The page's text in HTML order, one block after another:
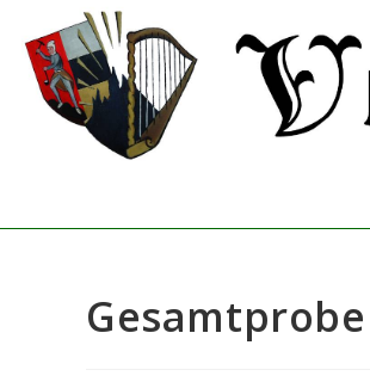
Inhalt
springen
Gesamtprobe